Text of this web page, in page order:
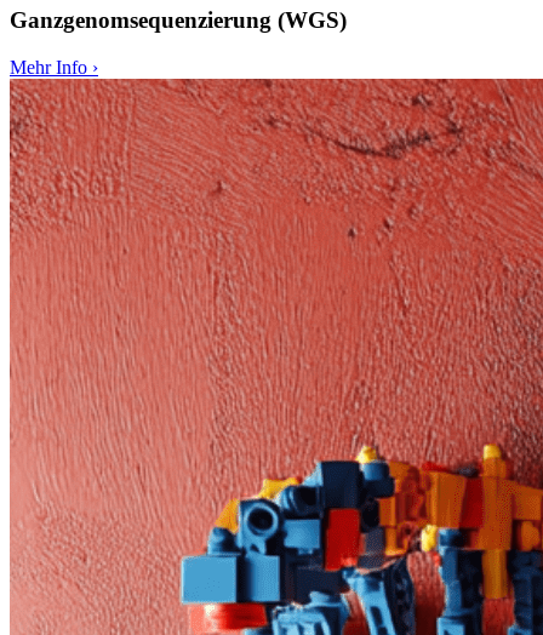
Ganzgenomsequenzierung (WGS)
Mehr Info ›